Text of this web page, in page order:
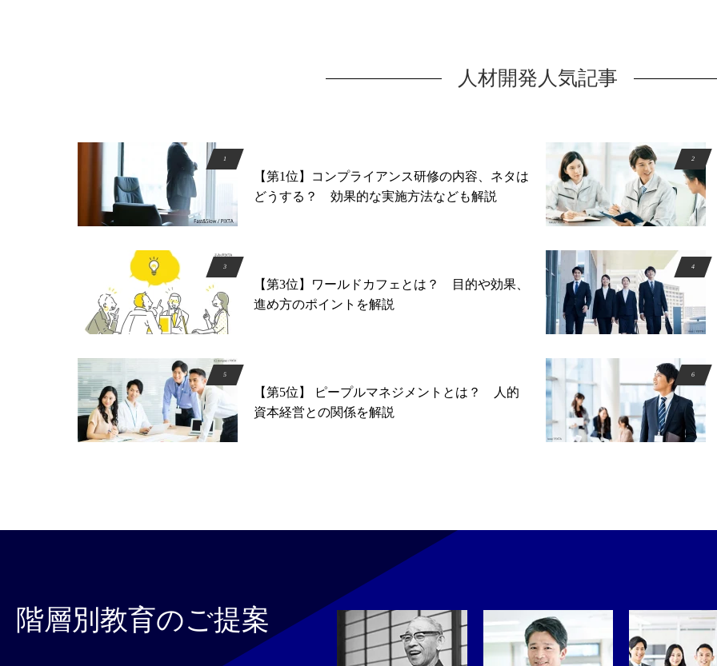
人材開発人気記事
【第1位】コンプライアンス研修の内容、ネタは
どうする？ 効果的な実施方法なども解説
【第3位】ワールドカフェとは？ 目的や効果、
進め方のポイントを解説
【第5位】 ピープルマネジメントとは？ 人的
資本経営との関係を解説
階層別教育のご提案